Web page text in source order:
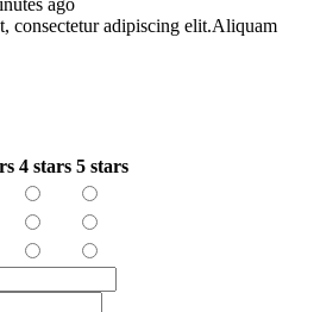
ago
consectetur adipiscing elit.Aliquam
4 stars 5 stars